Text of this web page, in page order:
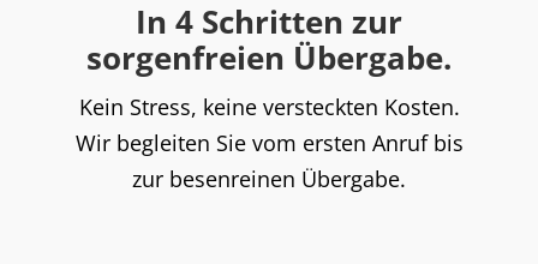
In 4 Schritten zur
sorgenfreien Übergabe.
Kein Stress, keine versteckten Kosten.
Wir begleiten Sie vom ersten Anruf bis
zur besenreinen Übergabe.